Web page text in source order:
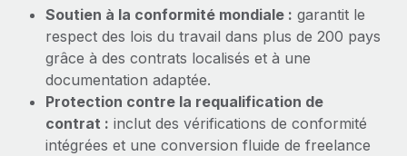
Création d’entité
Établissez des entités rapidement et en toute
conformité
Mobilité et déménagement international
Organisez facilement le déménagement de vos
employés
Explorer le blog
BLOG
Mises à jour des produits de Remote :
Intégrations Gusto et Xero et Gestion des
freelances Plus
Soutien à la conformité mondiale : garantit le
respect des lois du travail dans plus de 200 pays
grâce à des contrats localisés et à une
documentation adaptée.
Protection contre la requalification de
contrat : inclut des vérifications de conformité
intégrées et une conversion fluide de freelance